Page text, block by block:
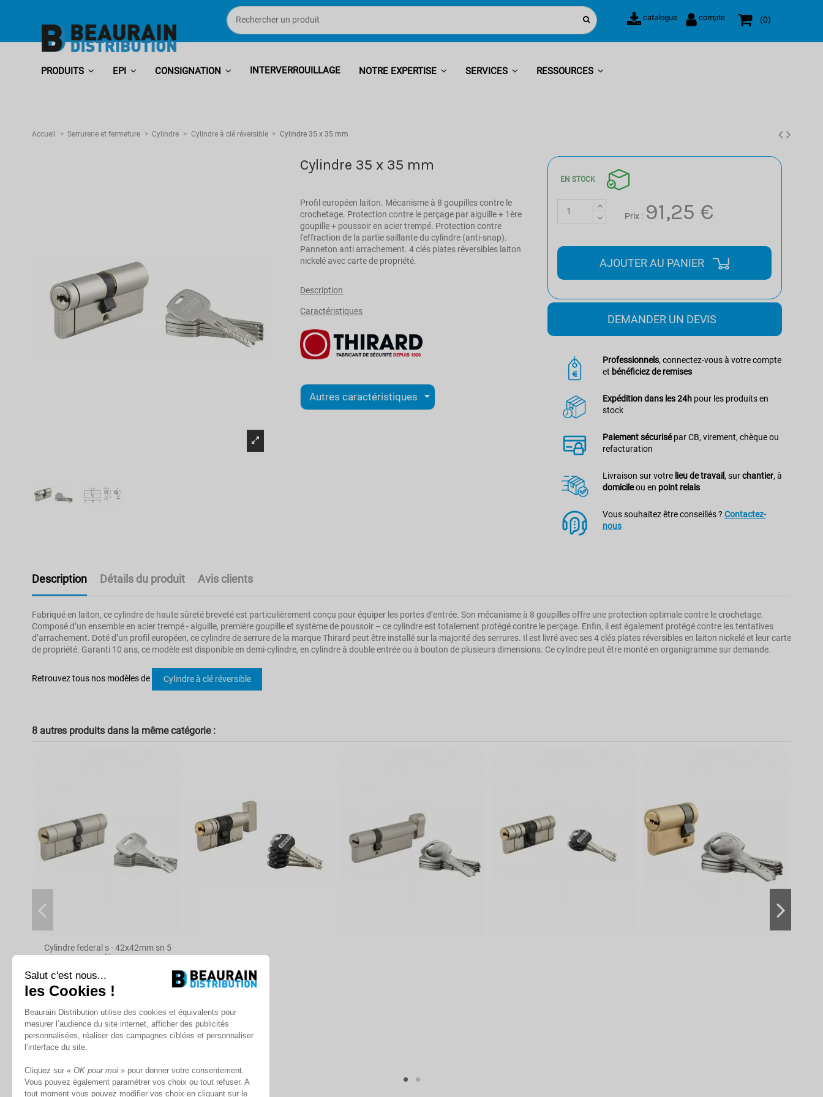
0
compte
catalogue
PRODUITS EPI CONSIGNATION INTERVERROUILLAGE NOTRE EXPERTISE SERVICES RESSOURCES
Accueil Serrurerie et fermeture Cylindre Cylindre à clé réversible Cylindre 35 x 35 mm
Cylindre 35 x 35 mm
Profil européen laiton. Mécanisme à 8 goupilles contre le
crochetage. Protection contre le perçage par aiguille + 1ère
goupille + poussoir en acier trempé. Protection contre
l'effraction de la partie saillante du cylindre (anti-snap).
Panneton anti arrachement. 4 clés plates réversibles laiton
nickelé avec carte de propriété.
Description
Caractéristiques
EN STOCK
Prix : 91,25 €
AJOUTER AU PANIER
DEMANDER UN DEVIS
Professionnels, connectez-vous à votre compte
et bénéficiez de remises
Expédition dans les 24h pour les produits en
stock
Paiement sécurisépar CB, virement, chèque ou
refacturation
Livraison sur votre lieu de travail , surchantier, à
domicileou en point relais
Vous souhaitez être conseillés ? Contactez-
nous
Description Détails du produit Avis clients
Fabriqué en laiton, ce cylindre de haute sûreté breveté est particulièrement conçu pour équiper les portes d’entrée. Son mécanisme à 8 goupilles offre une protection optimale contre le crochetage.
Composé d’un ensemble en acier trempé - aiguille, première goupille et système de poussoir – ce cylindre est totalement protégé contre le perçage. Enfin, il est également protégé contre les tentatives
d’arrachement. Doté d’un profil européen, ce cylindre de serrure de la marque Thirard peut être installé sur la majorité des serrures. Il est livré avec ses 4 clés plates réversibles en laiton nickelé et leur carte
de propriété. Garanti 10 ans, ce modèle est disponible en demi-cylindre, en cylindre à double entrée ou à bouton de plusieurs dimensions. Ce cylindre peut être monté en organigramme sur demande.
Couleur
Dimension
35x35
35x35 mm
Système de fermeture Double entrée
Clé plate réversible
Carte de propriété
Type de cylindre
Niveau de protection
Reproduction des clés
Protection du cylindre
Protection anti-Arrachement Oui
Retrouvez tous nos modèles de
Cylindre à clé réversible
8 autres produits dans la même catégorie :
Cylindre federal s - 42x42mm sn 5
clés
184,70 €
Salut c'est nous...
les Cookies !
Beaurain Distribution utilise des cookies et équivalents pour
mesurer l’audience du site internet, afficher des publicités
personnalisées, réaliser des campagnes ciblées et personnaliser
l’interface du site.
Cliquez sur « OK pour moi » pour donner votre consentement.
Vous pouvez également paramétrer vos choix ou tout refuser. A
tout moment vous pouvez modifier vos choix en cliquant sur le